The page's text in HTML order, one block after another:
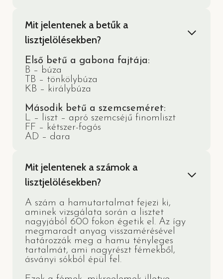
Mit jelentenek a betűk a
lisztjelölésekben?
Első betű a gabona fajtája:
B – búza
TB – tönkölybúza
KB – királybúza
Második betű a szemcseméret:
L – liszt – apró szemcséjű finomliszt
FF – kétszer-fogós
AD – dara
Mit jelentenek a számok a
lisztjelölésekben?
A szám a hamutartalmat fejezi ki,
aminek vizsgálata során a lisztet
nagyjából 600 fokon égetik el. Az így
megmaradt anyag visszamérésével
határozzák meg a hamu tényleges
tartalmát, ami nagyrészt fémekből,
ásványi sókból épül fel.